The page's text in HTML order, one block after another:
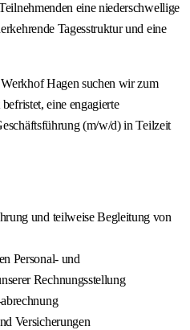
eine niederschwellige
Tagesstruktur und eine
Hagen suchen wir zum
eine engagierte
(m/w/d) in Teilzeit
und teilweise Begleitung von
Personal- und
Rechnungsstellung
Versicherungen